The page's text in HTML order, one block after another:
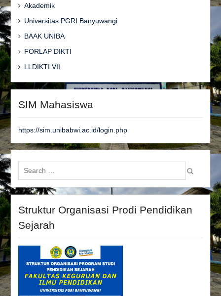
Akademik
Universitas PGRI Banyuwangi
BAAK UNIBA
FORLAP DIKTI
LLDIKTI VII
SIM Mahasiswa
https://sim.unibabwi.ac.id/login.php
Search
for:
Struktur Organisasi Prodi Pendidikan
Sejarah